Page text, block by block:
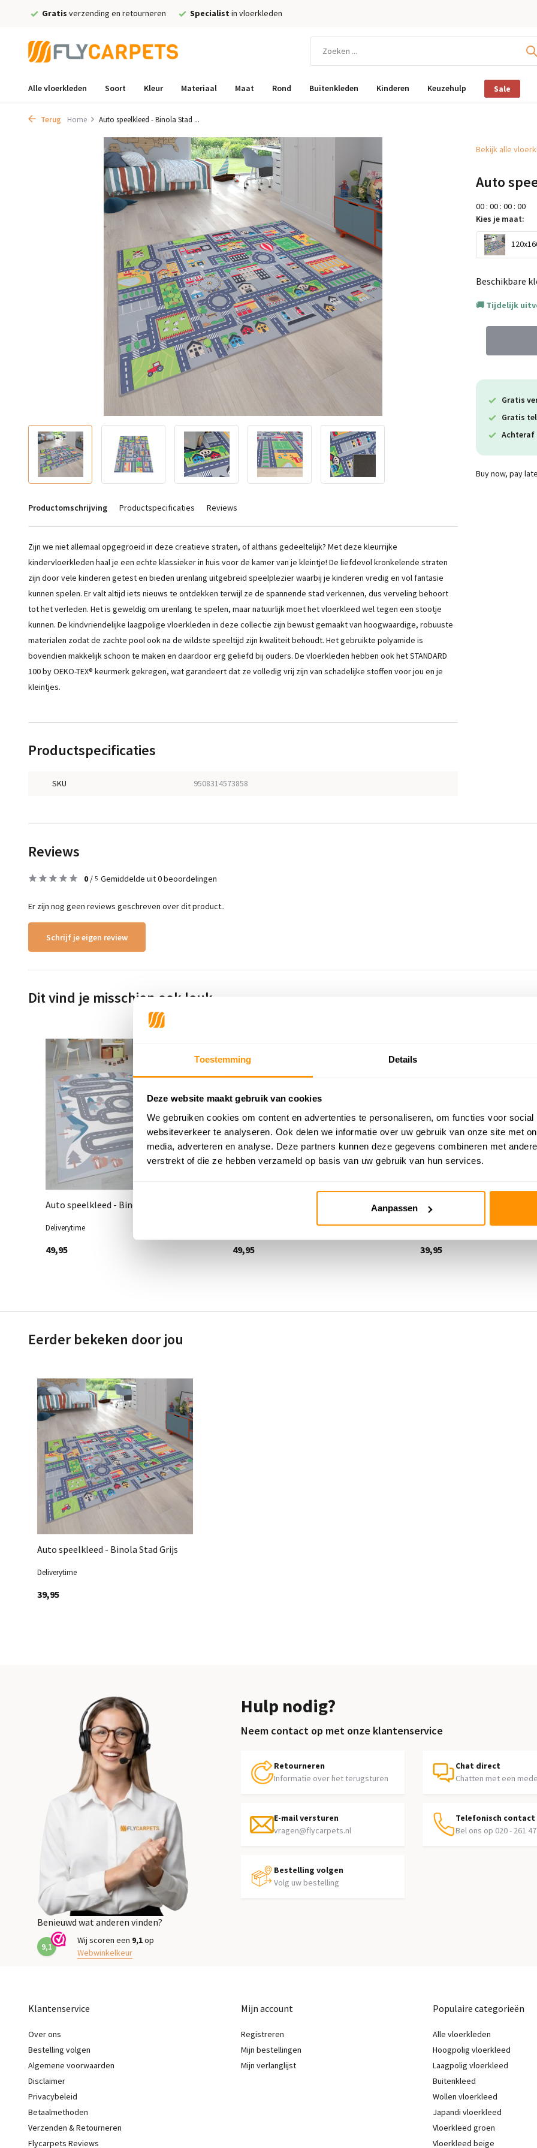
Toestemming Details
Deze website maakt gebruik van cookies
We gebruiken cookies om content en advertenties te personaliseren, om functies voor
websiteverkeer te analyseren. Ook delen we informatie over uw gebruik van onze site met
media, adverteren en analyse. Deze partners kunnen deze gegevens combineren met
verstrekt of die ze hebben verzameld op basis van uw gebruik van hun services.
Aanpassen
Gratis verzending en retourneren Specialist in vloerkleden
Alle vloerkleden Soort Kleur Materiaal Maat Rond Buitenkleden Kinderen Keuzehulp Sale
Terug Home Auto speelkleed - Binola Stad ...
Productomschrijving Productspecificaties Reviews
Zijn we niet allemaal opgegroeid in deze creatieve straten, of althans gedeeltelijk? Met deze kleurrijke
kindervloerkleden haal je een echte klassieker in huis voor de kamer van je kleintje! De liefdevol kronkelende straten
zijn door vele kinderen getest en bieden urenlang uitgebreid speelplezier waarbij je kinderen vredig en vol fantasie
kunnen spelen. Er valt altijd iets nieuws te ontdekken terwijl ze de spannende stad verkennen, dus verveling behoort
tot het verleden. Het is geweldig om urenlang te spelen, maar natuurlijk moet het vloerkleed wel tegen een stootje
kunnen. De kindvriendelijke laagpolige vloerkleden in deze collectie zijn bewust gemaakt van hoogwaardige, robuuste
materialen zodat de zachte pool ook na de wildste speeltijd zijn kwaliteit behoudt. Het gebruikte polyamide is
bovendien makkelijk schoon te maken en daardoor erg geliefd bij ouders. De vloerkleden hebben ook het STANDARD
100 by OEKO-TEX® keurmerk gekregen, wat garandeert dat ze volledig vrij zijn van schadelijke stoffen voor jou en je
kleintjes.
Productspecificaties
SKU 9508314573858
Bekijk alle
Auto
00: 00: 00: 00
Kies je maat:
Beschikbare
Tijdelijk
Buy now, pay
Gratis
Gratis
Achteraf
Reviews
0 / 5 Gemiddelde uit 0 beoordelingen
Er zijn nog geen reviews geschreven over dit product..
Schrijf je eigen review
Dit vind je misschien ook leuk
Auto speelkleed - Binola Snow Grijs
Deliverytime
49,95
Speelkleed - Binola Hinkelspel Grijs
49,95
Auto speelkleed - Binola
Deliverytime
39,95
Eerder bekeken door jou
Auto speelkleed - Binola Stad Grijs
Deliverytime
39,95
Hulp nodig?
Neem contact op met onze klantenservice
Retourneren
Informatie over het terugsturen
Chat direct
Chatten met een
E-mail versturen
vragen@flycarpets.nl
Telefonisch contact
Bel ons op 020 - 261
Bestelling volgen
Volg uw bestelling
Benieuwd wat anderen vinden?
9,1
Wij scoren een 9,1op
Webwinkelkeur
Klantenservice
Over ons
Bestelling volgen
Algemene voorwaarden
Disclaimer
Privacybeleid
Betaalmethoden
Verzenden & Retourneren
Flycarpets Reviews
Mijn account
Registreren
Mijn bestellingen
Mijn verlanglijst
Populaire categorieën
Alle vloerkleden
Hoogpolig vloerkleed
Laagpolig vloerkleed
Buitenkleed
Wollen vloerkleed
Japandi vloerkleed
Vloerkleed groen
Vloerkleed beige